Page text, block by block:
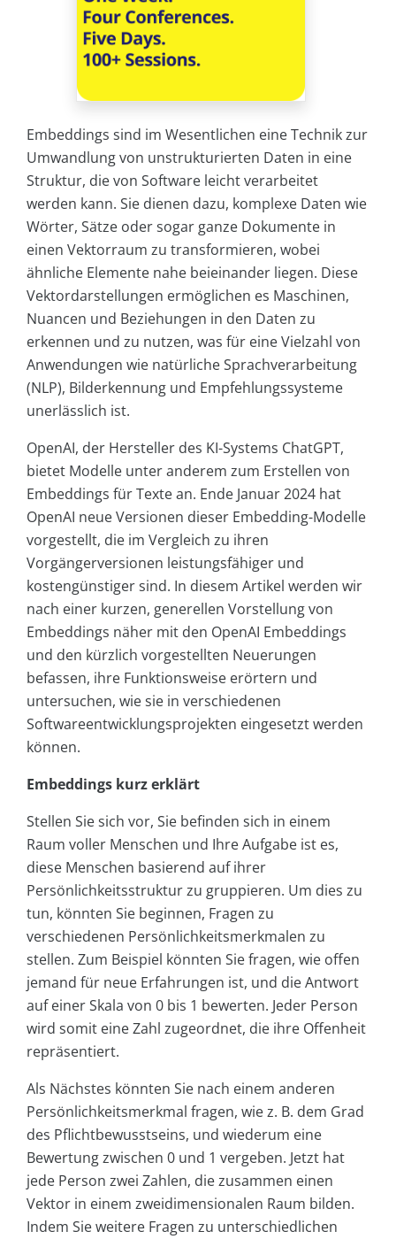
Embeddings sind im Wesentlichen eine Technik zur
Umwandlung von unstrukturierten Daten in eine
Struktur, die von Software leicht verarbeitet
werden kann. Sie dienen dazu, komplexe Daten wie
Wörter, Sätze oder sogar ganze Dokumente in
einen Vektorraum zu transformieren, wobei
ähnliche Elemente nahe beieinander liegen. Diese
Vektordarstellungen ermöglichen es Maschinen,
Nuancen und Beziehungen in den Daten zu
erkennen und zu nutzen, was für eine Vielzahl von
Anwendungen wie natürliche Sprachverarbeitung
(NLP), Bilderkennung und Empfehlungssysteme
unerlässlich ist.
OpenAI, der Hersteller des KI-Systems ChatGPT,
bietet Modelle unter anderem zum Erstellen von
Embeddings für Texte an. Ende Januar 2024 hat
OpenAI neue Versionen dieser Embedding-Modelle
vorgestellt, die im Vergleich zu ihren
Vorgängerversionen leistungsfähiger und
kostengünstiger sind. In diesem Artikel werden wir
nach einer kurzen, generellen Vorstellung von
Embeddings näher mit den OpenAI Embeddings
und den kürzlich vorgestellten Neuerungen
befassen, ihre Funktionsweise erörtern und
untersuchen, wie sie in verschiedenen
Softwareentwicklungsprojekten eingesetzt werden
können.
Embeddings kurz erklärt
Stellen Sie sich vor, Sie befinden sich in einem
Raum voller Menschen und Ihre Aufgabe ist es,
diese Menschen basierend auf ihrer
Persönlichkeitsstruktur zu gruppieren. Um dies zu
tun, könnten Sie beginnen, Fragen zu
verschiedenen Persönlichkeitsmerkmalen zu
stellen. Zum Beispiel könnten Sie fragen, wie offen
jemand für neue Erfahrungen ist, und die Antwort
auf einer Skala von 0 bis 1 bewerten. Jeder Person
wird somit eine Zahl zugeordnet, die ihre Offenheit
repräsentiert.
Als Nächstes könnten Sie nach einem anderen
Persönlichkeitsmerkmal fragen, wie z. B. dem Grad
des Pflichtbewusstseins, und wiederum eine
Bewertung zwischen 0 und 1 vergeben. Jetzt hat
jede Person zwei Zahlen, die zusammen einen
Vektor in einem zweidimensionalen Raum bilden.
Indem Sie weitere Fragen zu unterschiedlichen